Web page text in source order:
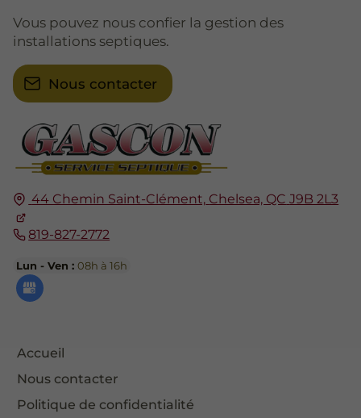
44 Chemin Saint-Clément, Chelsea, QC J9B 2L3
819-827-2772
Lun - Ven :08h à 16h
Accueil
Nous contacter
Politique de confidentialité
Vous pouvez nous confier la gestion des
installations septiques.
Nous contacter